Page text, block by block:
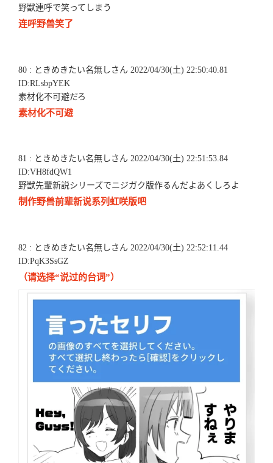
野獣連呼で笑ってしまう
连呼野兽笑了
80 : ときめきたい名無しさん 2022/04/30(土) 22:50:40.81
ID:RLsbpYEK
素材化不可避だろ
素材化不可避
81 : ときめきたい名無しさん 2022/04/30(土) 22:51:53.84
ID:VH8fdQW1
野獣先輩新説シリーズでニジガク版作るんだよあくしろよ
制作野兽前辈新说系列虹咲版吧
82 : ときめきたい名無しさん 2022/04/30(土) 22:52:11.44
ID:PqK3SsGZ
（请选择“说过的台词”）